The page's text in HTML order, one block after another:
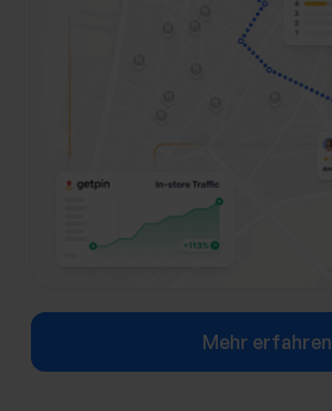
Mehr erfahren